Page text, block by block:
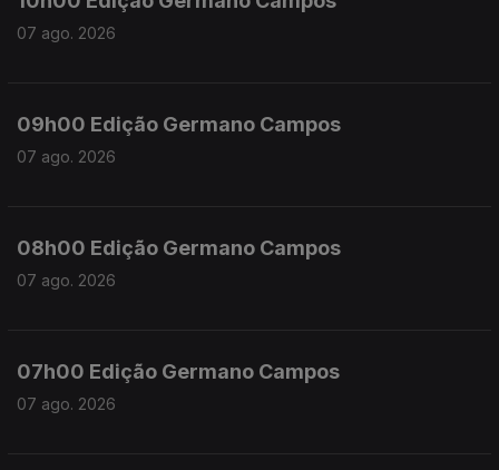
07 ago. 2026
09h00 Edição Germano Campos
07 ago. 2026
08h00 Edição Germano Campos
07 ago. 2026
07h00 Edição Germano Campos
07 ago. 2026